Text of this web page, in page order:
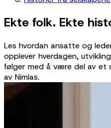
Ekte folk. Ekte
Les hvordan ansatte og
opplever hverdagen,
følger med å være del av et
av Nimlas.